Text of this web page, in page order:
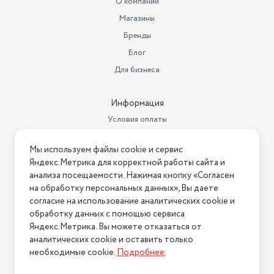
Магазины
Бренды
Блог
Для бизнеса
Информация
Условия оплаты
Условия возврата
Нашли ошибку на сайте? Напишите нам
2026 © Интернет-магазин "АстМаркет". У нас есть всё!
Политика конфиденциальности
Мы используем файлы cookie и сервис
Яндекс.Метрика для корректной работы сайта и
анализа посещаемости. Нажимая кнопку «Согласен
на обработку персональных данных», Вы даете
согласие на использование аналитических cookie и
обработку данных с помощью сервиса
Яндекс.Метрика. Вы можете отказаться от
аналитических cookie и оставить только
необходимые cookie.Подробнее.